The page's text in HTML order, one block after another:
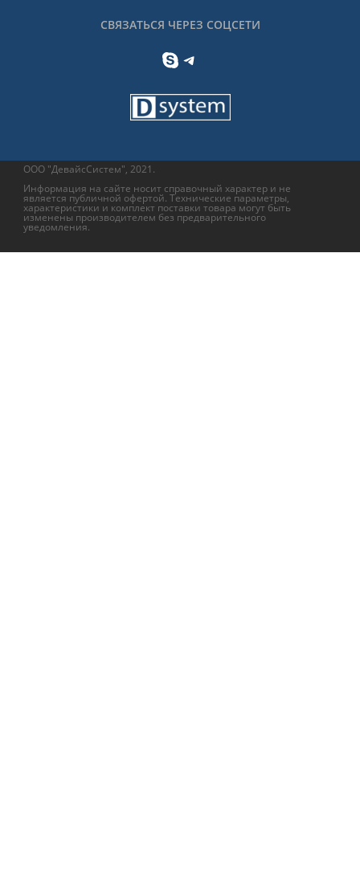
СВЯЗАТЬСЯ ЧЕРЕЗ СОЦСЕТИ
SkypeTelegram
ООО "ДевайсСистем", 2021.
Информация на сайте носит справочный характер и не
является публичной офертой. Технические параметры,
характеристики и комплект поставки товара могут быть
изменены производителем без предварительного
уведомления.